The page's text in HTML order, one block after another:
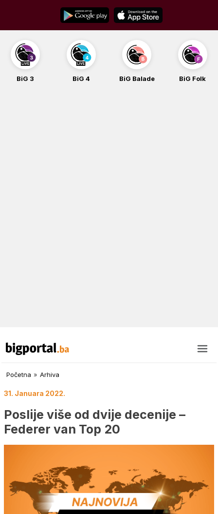
content
BiG 3 BiG 4 BiG Balade BiG Folk
Početna » Arhiva
31. Januara 2022.
Poslije više od dvije decenije –
Federer van Top 20